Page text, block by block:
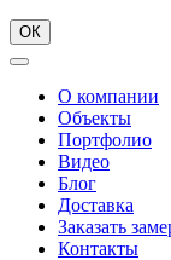
ОК
О компании
Объекты
Портфолио
Видео
Блог
Доставка
Заказать
Контакты